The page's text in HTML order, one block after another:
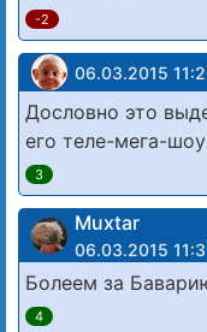
-2
06.03.2015
Дословно это
его теле-мега-шоу
3
Muxtar
06.03.2015
Болеем за
4